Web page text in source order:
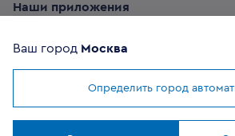
Мы используем
Наши приложения
Ваш город Москва
Определить город